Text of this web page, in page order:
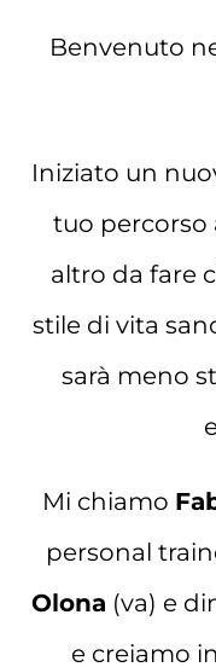
Benvenuto
Iniziato un
tuo percorso
altro da fare
stile di vita
sarà meno
Mi chiamo
personal
Olona (va) e
e creiamo